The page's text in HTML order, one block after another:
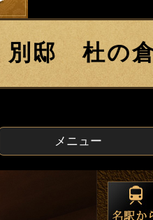
別邸 杜の
メニュー